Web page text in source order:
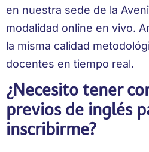
en nuestra sede de la
modalidad online en vivo.
la misma calidad
docentes en tiempo real.
¿Necesito tener
previos de inglés
inscribirme?